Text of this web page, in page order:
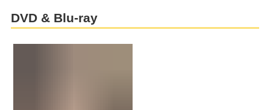
DVD & Blu-ray